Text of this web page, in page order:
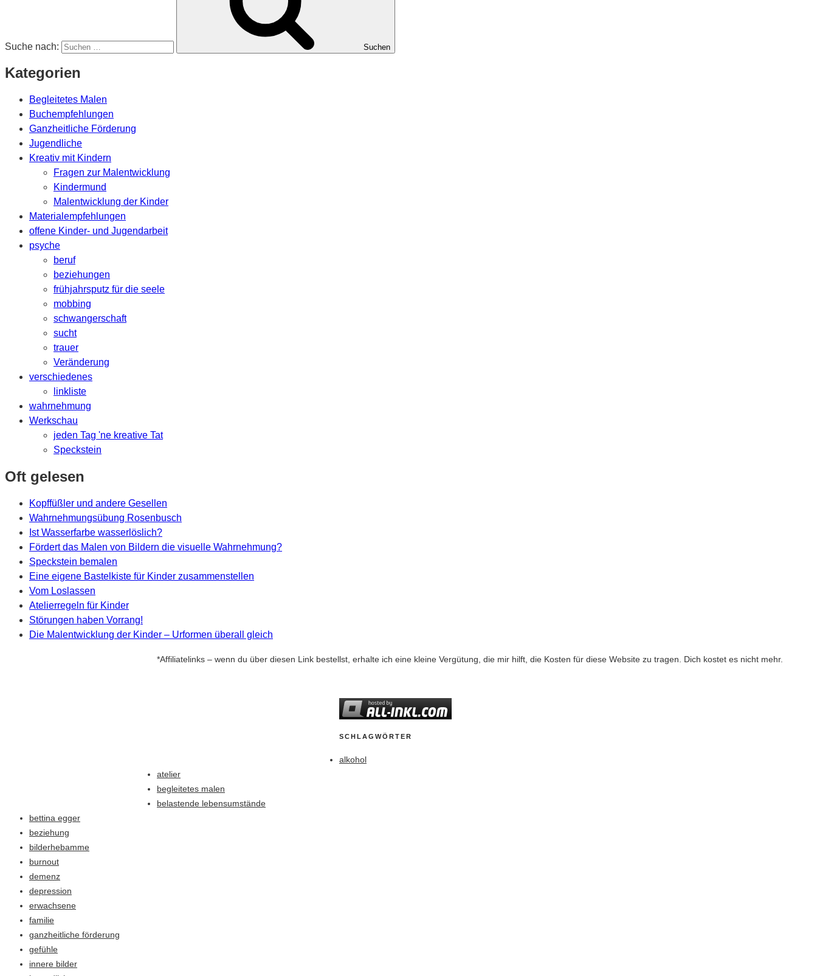
Suche nach: Suchen
Kategorien
Begleitetes Malen
Buchempfehlungen
Ganzheitliche Förderung
Jugendliche
Kreativ mit Kindern
Fragen zur Malentwicklung
Kindermund
Malentwicklung der Kinder
Materialempfehlungen
offene Kinder- und Jugendarbeit
psyche
beruf
beziehungen
frühjahrsputz für die seele
mobbing
schwangerschaft
sucht
trauer
Veränderung
verschiedenes
linkliste
wahrnehmung
Werkschau
jeden Tag 'ne kreative Tat
Speckstein
Oft gelesen
Kopffüßler und andere Gesellen
Wahrnehmungsübung Rosenbusch
Ist Wasserfarbe wasserlöslich?
Fördert das Malen von Bildern die visuelle Wahrnehmung?
Speckstein bemalen
Eine eigene Bastelkiste für Kinder zusammenstellen
Vom Loslassen
Atelierregeln für Kinder
Störungen haben Vorrang!
Die Malentwicklung der Kinder – Urformen überall gleich
*Affiliatelinks – wenn du über diesen Link bestellst, erhalte ich eine kleine Vergütung, die mir hilft, die Kosten für diese Website zu tragen. Dich kostet es nicht mehr.
SCHLAGWÖRTER
alkohol
atelier
begleitetes malen
belastende lebensumstände
bettina egger
beziehung
bilderhebamme
burnout
demenz
depression
erwachsene
familie
ganzheitliche förderung
gefühle
innere bilder